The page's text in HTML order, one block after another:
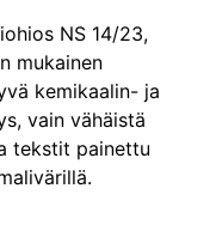
NS 14/23,
mukainen
kemikaalin- ja
vain vähäistä
tekstit painettu